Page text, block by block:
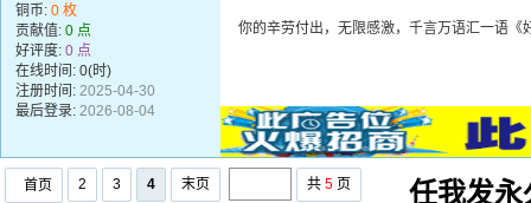
铜币: 0 枚
贡献值: 0 点
好评度: 0 点
在线时间: 0(时)
注册时间: 2025-04-30
最后登录: 2026-08-04
你的辛劳付出，无限感激，千言万语汇一语《
首页 2 3 4 末页 共 5 页 任我发永